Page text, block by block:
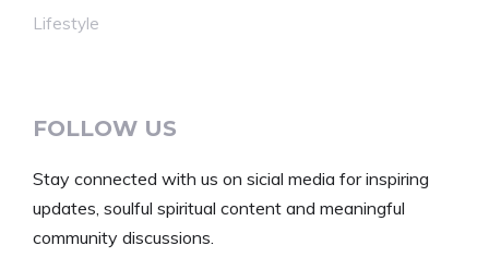
Lifestyle
FOLLOW US
Stay connected with us on sicial media for inspiring
updates, soulful spiritual content and meaningful
community discussions.